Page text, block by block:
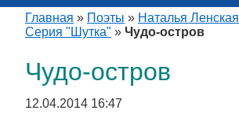
Главная » Поэты » Наталья Ленская
Серия "Шутка" » Чудо-остров
Чудо-остров
12.04.2014 16:47